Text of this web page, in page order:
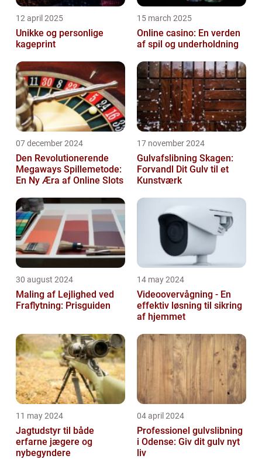
12 april 2025
Unikke og personlige
kageprint
15 march 2025
Online casino: En verden
af spil og underholdning
07 december 2024
Den Revolutionerende
Megaways Spillemetode:
En Ny Æra af Online Slots
17 november 2024
Gulvafslibning Skagen:
Forvandl Dit Gulv til et
Kunstværk
30 august 2024
Maling af Lejlighed ved
Fraflytning: Prisguiden
14 may 2024
Videoovervågning - En
effektiv løsning til sikring
af hjemmet
11 may 2024
Jagtudstyr til både
erfarne jægere og
nybegyndere
04 april 2024
Professionel gulvslibning
i Odense: Giv dit gulv nyt
liv